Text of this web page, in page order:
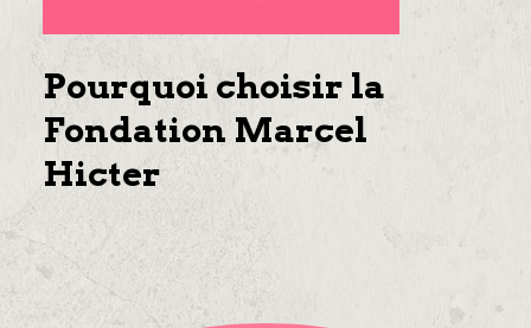
Pourquoi choisir la
Fondation Marcel
Hicter